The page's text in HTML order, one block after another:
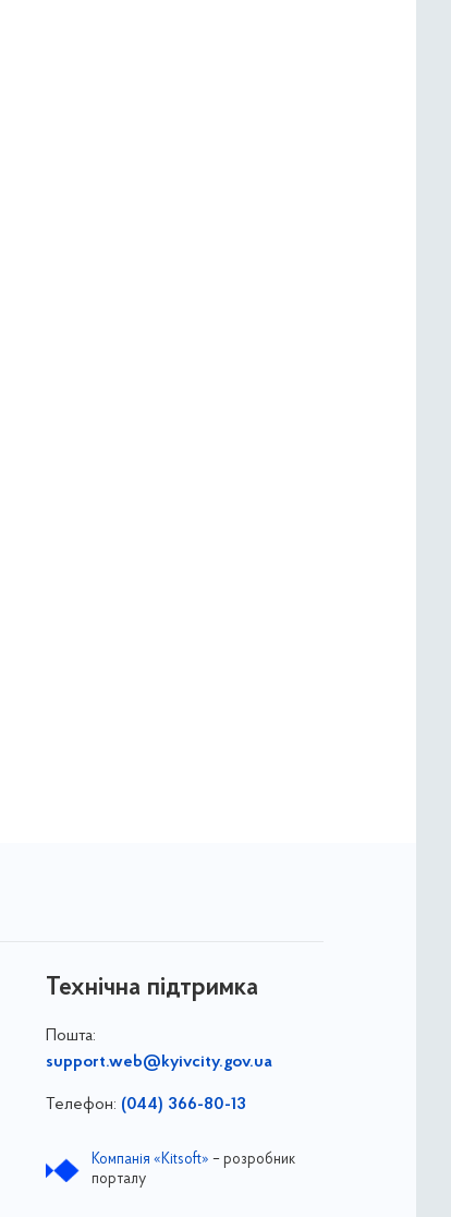
Технічна підтримка
Пошта:
support.web@kyivcity.gov.ua
Телефон: (044) 366-80-13
Компанія «Kitsoft» – розробник
порталу